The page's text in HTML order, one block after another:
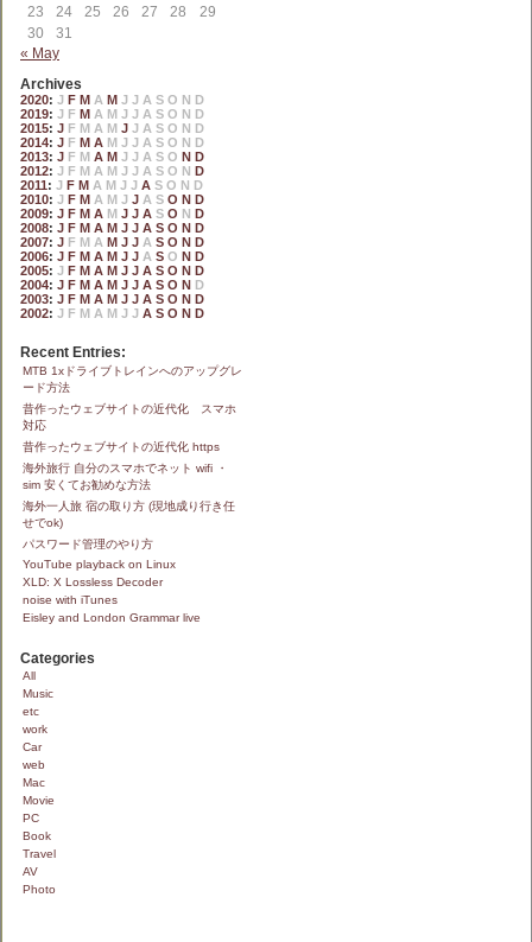
23
24 25 26 27 28
29
30
31
« May
Archives
2020: J F M A M J J A S O N D
2019: J F M A M J J A S O N D
2015: J F M A M J J A S O N D
2014: J F M A M J J A S O N D
2013: J F M A M J J A S O N D
2012: J F M A M J J A S O N D
2011: J F M A M J J A S O N D
2010: J F M A M J J A S O N D
2009: J F M A M J J A S O N D
2008: J F M A M J J A S O N D
2007: J F M A M J J A S O N D
2006: J F M A M J J A S O N D
2005: J F M A M J J A S O N D
2004: J F M A M J J A S O N D
2003: J F M A M J J A S O N D
2002: J F M A M J J A S O N D
Recent Entries:
MTB 1xドライブトレインへのアップグレ
ード方法
昔作ったウェブサイトの近代化 スマホ
対応
昔作ったウェブサイトの近代化 https
海外旅行 自分のスマホでネット wifi ・
sim 安くてお勧めな方法
海外一人旅 宿の取り方 (現地成り行き任
せでok)
パスワード管理のやり方
YouTube playback on Linux
XLD: X Lossless Decoder
noise with iTunes
Eisley and London Grammar live
Categories
All
Music
etc
work
Car
web
Mac
Movie
PC
Book
Travel
AV
Photo